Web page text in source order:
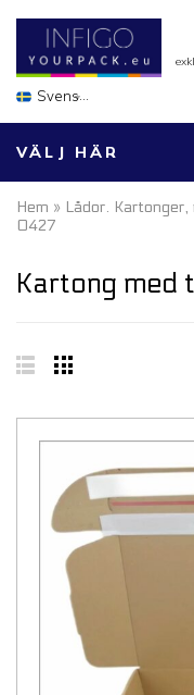
Svenska
VÄLJ HÄR
Hem » Lådor. Kartonger,
0427
Kartong med